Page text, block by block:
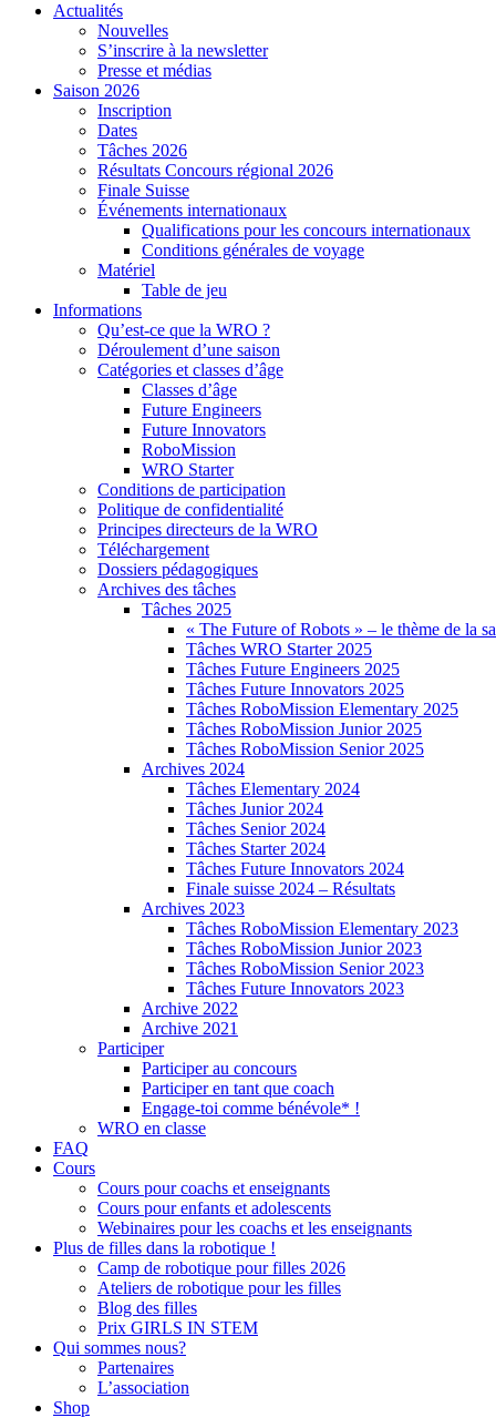
Actualités
Nouvelles
S’inscrire à la newsletter
Presse et médias
Saison 2026
Inscription
Dates
Tâches 2026
Résultats Concours régional 2026
Finale Suisse
Événements internationaux
Qualifications pour les concours internationaux
Conditions générales de voyage
Matériel
Table de jeu
Informations
Qu’est-ce que la WRO ?
Déroulement d’une saison
Catégories et classes d’âge
Classes d’âge
Future Engineers
Future Innovators
RoboMission
WRO Starter
Conditions de participation
Politique de confidentialité
Principes directeurs de la WRO
Téléchargement
Dossiers pédagogiques
Archives des tâches
Tâches 2025
« The Future of Robots » – le thème de la
Tâches WRO Starter 2025
Tâches Future Engineers 2025
Tâches Future Innovators 2025
Tâches RoboMission Elementary 2025
Tâches RoboMission Junior 2025
Tâches RoboMission Senior 2025
Archives 2024
Tâches Elementary 2024
Tâches Junior 2024
Tâches Senior 2024
Tâches Starter 2024
Tâches Future Innovators 2024
Finale suisse 2024 – Résultats
Archives 2023
Tâches RoboMission Elementary 2023
Tâches RoboMission Junior 2023
Tâches RoboMission Senior 2023
Tâches Future Innovators 2023
Archive 2022
Archive 2021
Participer
Participer au concours
Participer en tant que coach
Engage-toi comme bénévole* !
WRO en classe
FAQ
Cours
Cours pour coachs et enseignants
Cours pour enfants et adolescents
Webinaires pour les coachs et les enseignants
Plus de filles dans la robotique !
Camp de robotique pour filles 2026
Ateliers de robotique pour les filles
Blog des filles
Prix GIRLS IN STEM
Qui sommes nous?
Partenaires
L’association
Shop